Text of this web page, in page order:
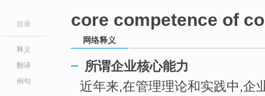
目录
释义
翻译
例句
core competence of
网络释义
所谓企业核心能力
近年来,在管理理论和实践中,企